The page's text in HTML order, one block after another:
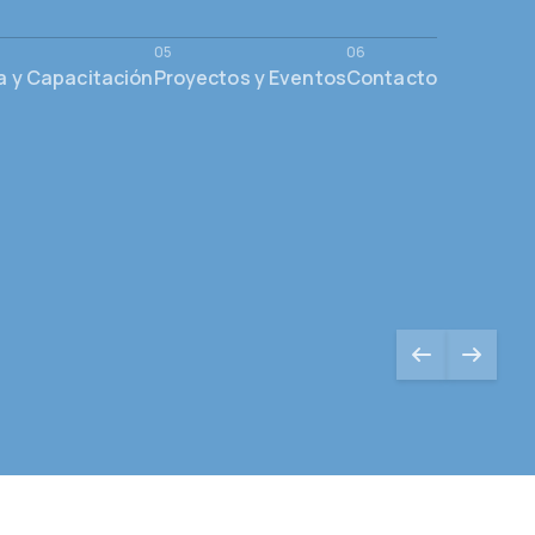
y CapacitaciónProyectos y EventosContacto